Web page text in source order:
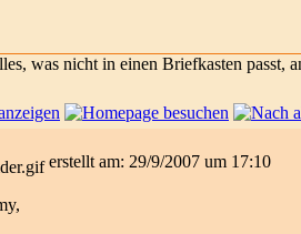
was nicht in einen Briefkasten passt,
erstellt am: 29/9/2007 um 17:10